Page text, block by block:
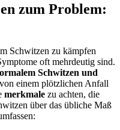
‌zum Problem:
Schwitzen‍ zu kämpfen
oft⁤ mehrdeutig sind.
Schwitzen und‍
von‍ einem plötzlichen Anfall
merkmale zu achten, die
über das übliche​ Maß